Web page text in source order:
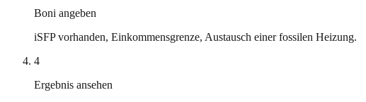
Boni angeben
iSFP vorhanden, Einkommensgrenze, Austausch einer fossilen Heizung.
4
Ergebnis ansehen